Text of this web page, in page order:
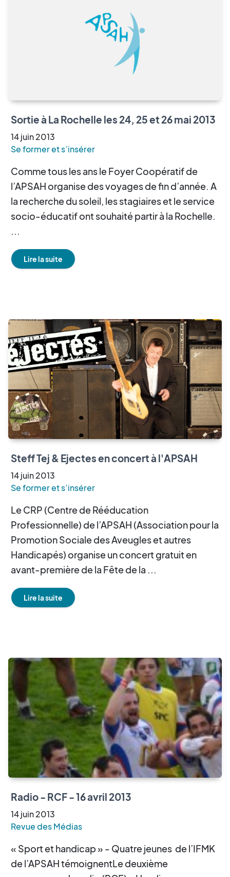
Sortie à La Rochelle les 24, 25 et 26 mai 2013
14juin2013
Se former et s’insérer
Comme tous les ans le Foyer Coopératif de
l’APSAH organise des voyages de fin d’année. A
la recherche du soleil, les stagiaires et le service
socio-éducatif ont souhaité partir à la Rochelle.
...
Lire la suite
Steff Tej & Ejectes en concert à l'APSAH
14juin2013
Se former et s’insérer
Le CRP (Centre de Rééducation
Professionnelle) de l’APSAH (Association pour la
Promotion Sociale des Aveugles et autres
Handicapés) organise un concert gratuit en
avant-première de la Fête de la ...
Lire la suite
Radio - RCF - 16 avril 2013
14juin2013
Revue des Médias
« Sport et handicap » - Quatre jeunes de l’IFMK
de l’APSAH témoignentLe deuxième